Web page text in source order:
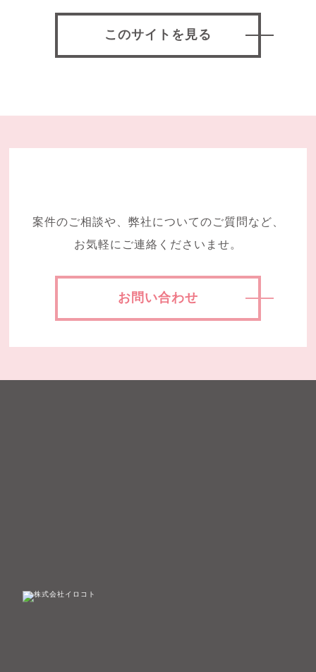
このサイトを見る
案件のご相談や、弊社についてのご質問など、
お気軽にご連絡くださいませ。
お問い合わせ